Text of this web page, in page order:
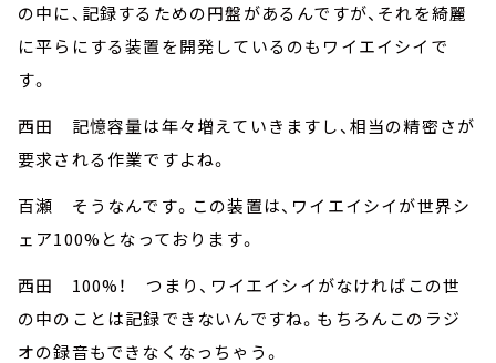
の中に、記録するための円盤があるんですが、それを綺麗
に平らにする装置を開発しているのもワイエイシイで
す。
西田 記憶容量は年々増えていきますし、相当の精密さが
要求される作業ですよね。
百瀬 そうなんです。この装置は、ワイエイシイが世界シ
ェア100%となっております。
西田 100%！ つまり、ワイエイシイがなければこの世
の中のことは記録できないんですね。もちろんこのラジ
オの録音もできなくなっちゃう。